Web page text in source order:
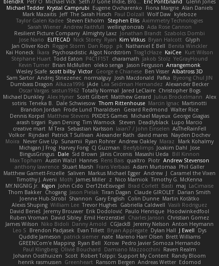
blendFX Petr O Michael Vick Seth // Gone Indie, Bro... Eric Pontbriand
Glenn Jones
Michael Tedder Krystal Camprubi Eugene Ovcharenko Fiona Margrie Alan Daniels
Mark Mazaitis Jeff The Sarah Hirsch Paul Dolzall Wolf Daw kyleboze
Taylor Galen Kadee Steven Ekholm Stephen Ellis Aximmetry Technologies
Sarah Wiener Andrew Faithfull wellingtoncrab Ada Rose Cannon
Resilient Picture Company Almighty Laxz Jonathan Brandt Szabolcs Dombi
Jose Nario
ELITECAD Nick Storey Ryan Kim Vitkus Bryan Halcott Glyph
Jan Oliver Koch Reggie Storm Dan Repp pk Nathaniel E Bell Benita Winckler
Kai Honeck Íkara Psychosadistic Algot Nordström Trag1cHaze KaiCee Kurt Wilson
Stéphane Huart Todd Eaton P4C1F15T charamath Jakob Stolz YeGrayHound
Kevin Turner Brian McMullen oleko senga Jason Ferguson Arrangemonk
Wesley Scafe scott bilby Victor George e Chianese Ben Visser Albatross 3D
Sam Sartor Andrej Striezenec normalguy Josh Macdonald Pafka Byeong Chul JIN
Dumbass Dragon Alkaza1996 jAde Lea Seidman Hernandez Alexander Becker
Oscar Vargas sastun1962 Totally Normal Jared LeClaire Christopher Bogs
Michael Dunkley Alex Hyner Scott Gilbert Matthew Gerard Julius Brockelmann Alex
sotiris Teneka B. Dale Schwiesow Thom Rittenhouse Marcin Ignac Martinotti
Brandon Jordan Frode Lund Tharaldsen Gerard Redmond Walter Rice
Dennis Korpel Matthew Stevens PIXDES Games Michael Mayeux George Giagias
arash tirgari Ryan Dening Tim Warnock Steven Deadlyblack Lupo Marcio
creative mart M Tera Sebastian Karlsson Iaian7 / John Einselen AsTheRainFell
Volkor Rijndael Patrick T Sullivan Alexander Rath david mares Nayden Dochev
Moira
Never Give Up Sunamii Ryan Rohrer Andrew Oakley Maraz
Mark Kohalmy
Michigan J Frog Harvey Fong CJ Guzman Beefyblimps Joakim Dahl Jose
BingusGringus Dale Sid Brown Jānis Circenis Masashi Ueda
Bill Kinnon
Max Topham Austin Walzl Hannes Rens Bais qualtro Piotr Andrew Stevenson
anthony lawrence Stuart Marsh Frans Verbaas Adam Murtomaa Phil Galler
Matthew Garnett-Frizelle Saliven Markus Michael Egger Andrew J Caramel the Vixen
Timothy J. Aveni Moth James Miller z Nico Marniok Timothy G. McKenna
MY.NIGNIG Jr. Kigon John Cido Der12teEisvogel Brad Corlett Basti maj LaCimaise
Thom Bakker Chogang Jason Pielak Tiran Dagan Claude GIROLET Darian Smith
Joenne Hub-Strobl Shannon Gary English Colin Dunne Martin Koťátko
Alexis Shuping William Lee Trevor Hughes Gabriella Caldwell Vasili Rodriguez
David Beneš Jeremy Brouwer Erik Dodolović Paulo Henrique Hoodwinkedfool
Ruben Vroman David Sibley Emil Herzenstiel Charles Janson Christian Gomez
James Wilson Niko Bidoli Danny Arnold CGJackB Jeremy Nelson Anton Heymann
Leo S Brendon Padjasek Evan Tillett Bryan Applegate Dylan Hall J Ewell
Dys
Quddle Jameson patrick siemer nate Mareno Harr Olsen Brett Williams
GREENCom'e Mapping Ryan Bell Xcrow Pedro Javier Somoza Hernando
Paul Klingberg Olivié Bouchard Damiano Mazzocchini Raven Realm
Johann Oosthuizen Scott Robert Tolppi: Support My Content Randy Bloom
henrik rasmussen Greenheart Ransom Bergen Andreas Wetter Edomod